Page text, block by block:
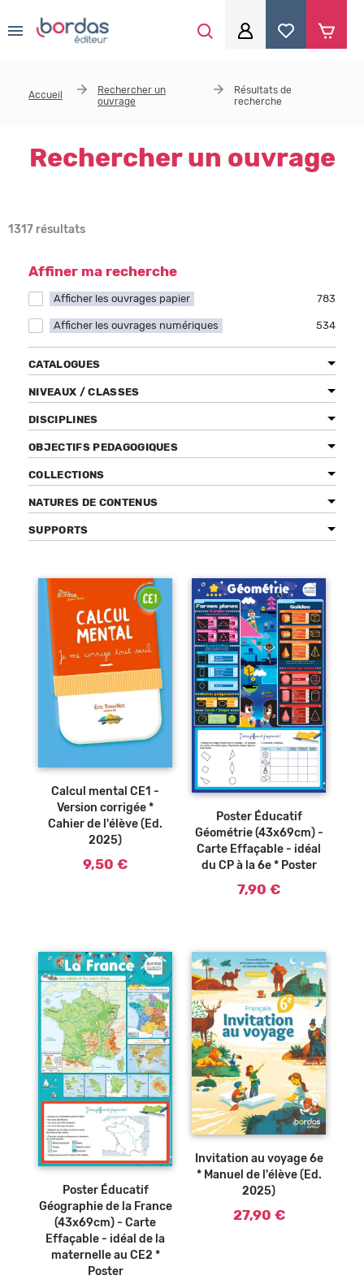
Je me connecte
Mot de passe ou identifiant oublié
Téléchargez des ressources gratuites
Recevez des informations sur nos nouveautés
Accueil
Rechercher un
ouvrage
Résultats de
recherche
Rechercher un ouvrage
1317 résultats
Ajouter au
Calcul mental CE1 -
Version corrigée *
Cahier de l'élève (Ed.
2025)
9,50 €
Ajouter au
Poster Éducatif
Géométrie (43x69cm) -
Carte Effaçable - idéal
du CP à la 6e * Poster
7,90 €
Ajouter au
Poster Éducatif
Géographie de la France
(43x69cm) - Carte
Effaçable - idéal de la
maternelle au CE2 *
Poster
Ajouter au
Invitation au voyage 6e
* Manuel de l'élève (Ed.
2025)
27,90 €
Affiner ma recherche
Afficher les ouvrages papier 783
Apply Afficher les ouvrages papier filter
Afficher les ouvrages numériques 534
Apply Afficher les ouvrages numériques filter
CATALOGUES
NIVEAUX / CLASSES
DISCIPLINES
OBJECTIFS PEDAGOGIQUES
COLLECTIONS
NATURES DE CONTENUS
SUPPORTS